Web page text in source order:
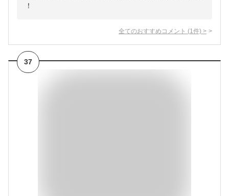
！
全てのおすすめコメント (1 件) >
37